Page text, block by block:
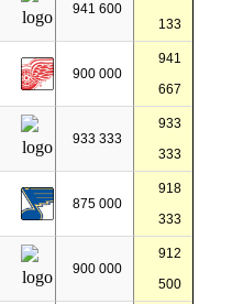
941 600
133
900 000
941
667
933 333
933
333
875 000
918
333
900 000
912
500